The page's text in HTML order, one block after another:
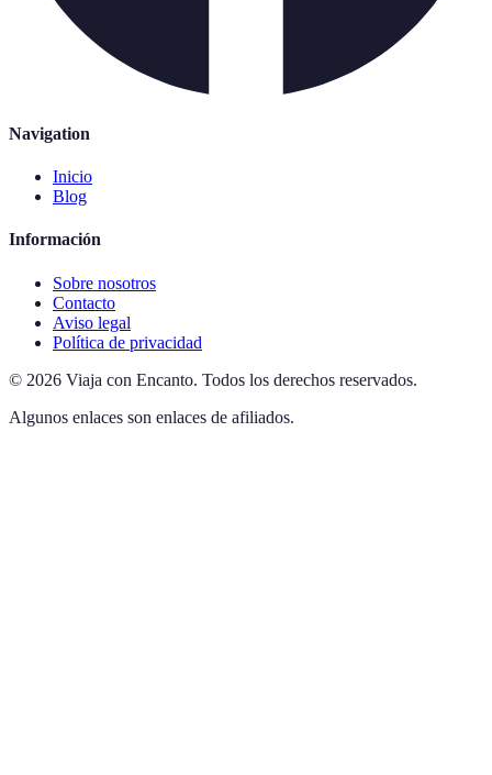
Navigation
Inicio
Blog
Información
Sobre nosotros
Contacto
Aviso legal
Política de privacidad
© 2026 Viaja con Encanto. Todos los derechos reservados.
Algunos enlaces son enlaces de afiliados.